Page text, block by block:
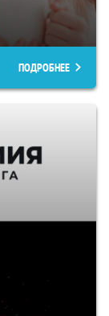
ПОДРОБНЕЕ